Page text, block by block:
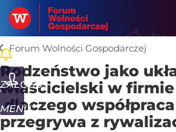
ZALOGUJ
MENU
Forum Wolności
Forum Wolności Gospodarczej
Rodzeństwo jako
właścicielski w
dlaczego
przegrywa z